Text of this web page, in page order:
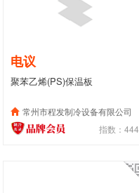
电议
聚苯乙烯(PS)保温板
常州市程发制冷设备有限公司
指数：444